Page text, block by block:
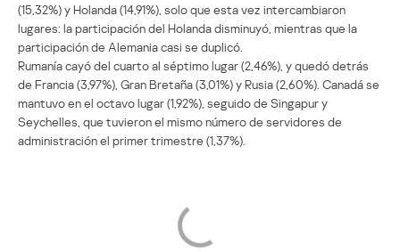
(15,32%) y Holanda (14,91%), solo que esta vez intercambiaron
lugares: la participación del Holanda disminuyó, mientras que la
participación de Alemania casi se duplicó.
Rumanía cayó del cuarto al séptimo lugar (2,46%), y quedó detrás
de Francia (3,97%), Gran Bretaña (3,01%) y Rusia (2,60%). Canadá se
mantuvo en el octavo lugar (1,92%), seguido de Singapur y
Seychelles, que tuvieron el mismo número de servidores de
administración el primer trimestre (1,37%).